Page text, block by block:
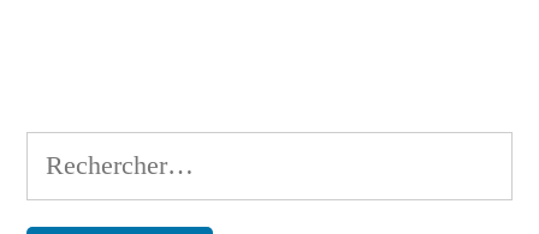
Rechercher :